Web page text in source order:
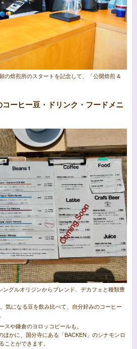
の焙煎所のスタートを記念して、「公開焙煎 &
コーヒー豆・ドリンク・フードメニ
ングルオリジンからブレンド、デカフェと種類豊
気になる豆を飲み比べて、自分好みのコーヒー
スや鎌倉のヨロッコビールも。
ほかに、国分寺にある「BACKEN」のシナモンロ
ことができます。